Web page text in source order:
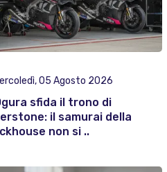
05 Agosto 2026
sfida il trono di
il samurai della
non si ..